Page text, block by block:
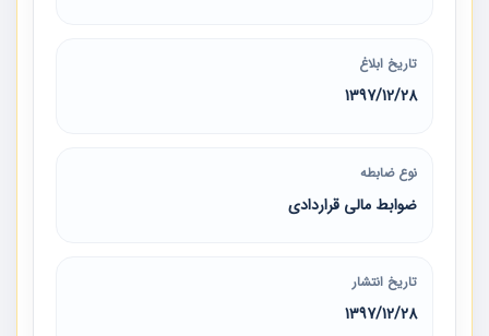
تاریخ ابلاغ
1397/12/28
نوع ضابطه
ضوابط مالی قراردادی
تاریخ انتشار
1397/12/28